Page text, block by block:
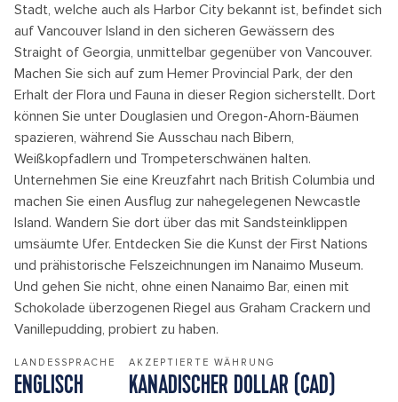
Stadt, welche auch als Harbor City bekannt ist, befindet sich
auf Vancouver Island in den sicheren Gewässern des
Straight of Georgia, unmittelbar gegenüber von Vancouver.
Machen Sie sich auf zum Hemer Provincial Park, der den
Erhalt der Flora und Fauna in dieser Region sicherstellt. Dort
können Sie unter Douglasien und Oregon-Ahorn-Bäumen
spazieren, während Sie Ausschau nach Bibern,
Weißkopfadlern und Trompeterschwänen halten.
Unternehmen Sie eine Kreuzfahrt nach British Columbia und
machen Sie einen Ausflug zur nahegelegenen Newcastle
Island. Wandern Sie dort über das mit Sandsteinklippen
umsäumte Ufer. Entdecken Sie die Kunst der First Nations
und prähistorische Felszeichnungen im Nanaimo Museum.
Und gehen Sie nicht, ohne einen Nanaimo Bar, einen mit
Schokolade überzogenen Riegel aus Graham Crackern und
Vanillepudding, probiert zu haben.
LANDESSPRACHE
ENGLISCH
AKZEPTIERTE WÄHRUNG
KANADISCHER DOLLAR (CAD)